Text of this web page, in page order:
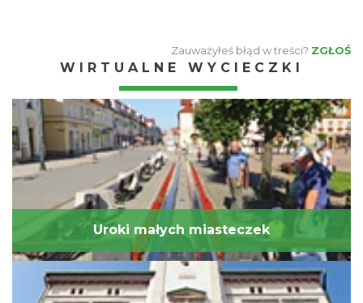
Zauważyłeś błąd w treści? ZGŁOŚ
WIRTUALNE WYCIECZKI
Uroki małych miasteczek